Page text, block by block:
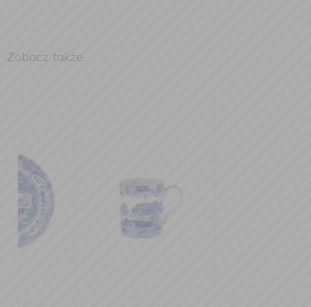
Zobacz także